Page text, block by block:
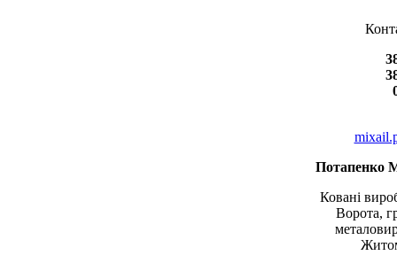
Потапенко
Ковані
Ворота,